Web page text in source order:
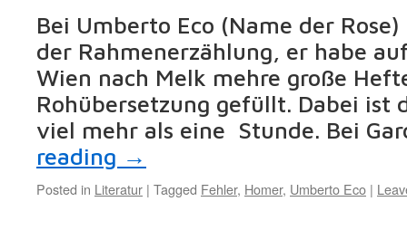
Bei Umberto Eco (Name der
der Rahmenerzählung, er habe
Wien nach Melk mehre große
Rohübersetzung gefüllt. Dabei ist
viel mehr als eine Stunde. Bei
reading →
Posted in Literatur | Tagged Fehler, Homer, Umberto Eco |